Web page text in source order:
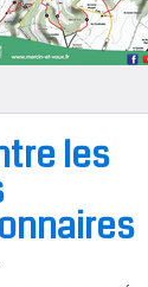
les